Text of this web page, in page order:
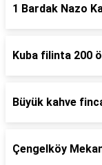
1 Bardak Nazo
Kuba filinta 200
Büyük kahve
Çengelköy